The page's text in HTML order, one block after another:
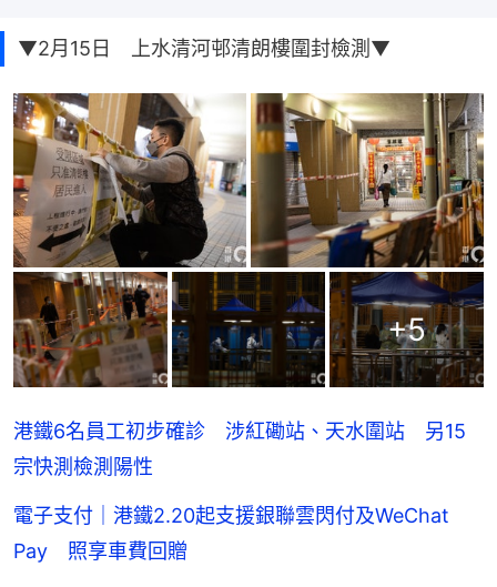
▼2月15日 上水清河邨清朗樓圍封檢測▼
+5
港鐵6名員工初步確診 涉紅磡站、天水圍站 另15
宗快測檢測陽性
電子支付｜港鐵2.20起支援銀聯雲閃付及WeChat
Pay 照享車費回贈